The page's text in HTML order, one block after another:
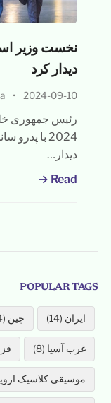
نخست وزیر
دیدار کرد
2024-09-10
•
2024 با
دیدار…
Read →
POPULAR TAGS
ایران (14) چین (14)
غرب آسیا (8)
موسیقی کلاسیک